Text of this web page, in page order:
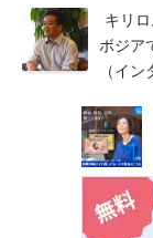
キリ
ボジア
（イン